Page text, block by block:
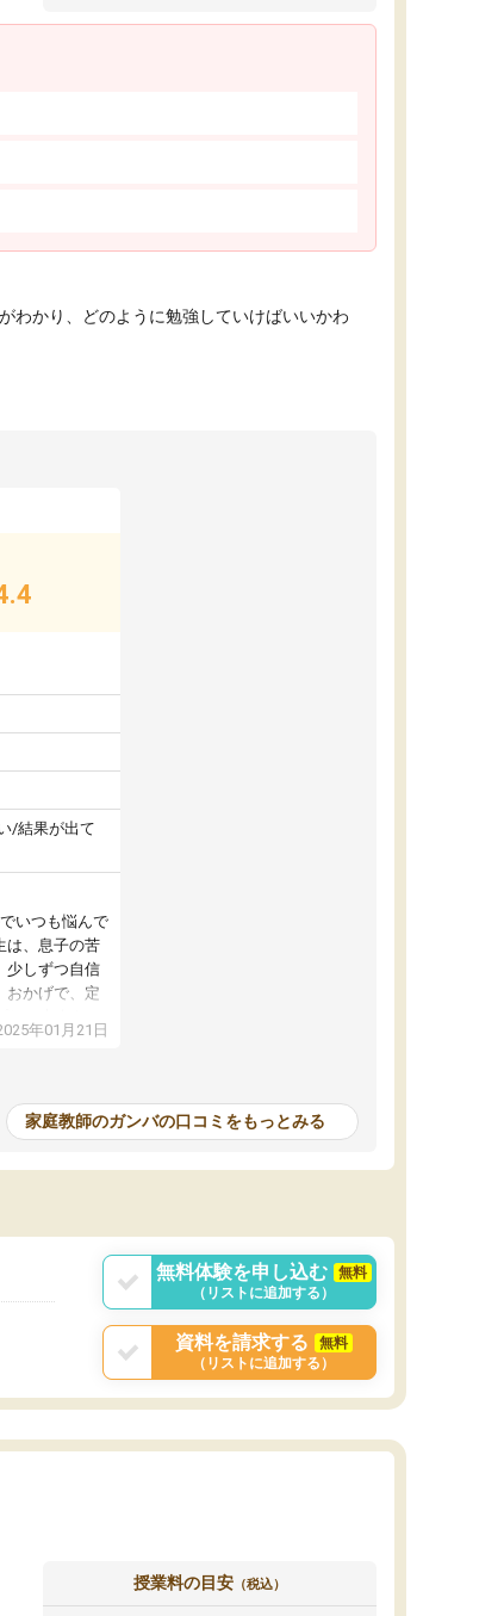
わかり、どのように勉強していけばいいかわ
/結果が出て
いつも悩んで
は、息子の苦
少しずつ自信
おかげで、定
し、本人もと
年01月21日
家庭教師のガンバの口コミをもっとみる
無料体験を申し込む
無料
（リストに追加する）
資料を請求する
無料
（リストに追加する）
授業料の目安 （税込）